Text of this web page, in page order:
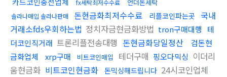
fx세탁최저수수료 언더돈세탁
솔라나매입 솔라나판매 돈현금화최저수수료 리플코인파는곳
국내
거래소fds우회하는법 정치자금현금화방법 tron구매대행
테
더코인직거래 트론리플전송대행 돈현금화당일정산
검돈현
금화업체
xrp구매 비트코인매입 테더구매 핑오다믹싱 이더리
움현금화 비트코인현금화 돈믹싱해드립니다 24시코인업체